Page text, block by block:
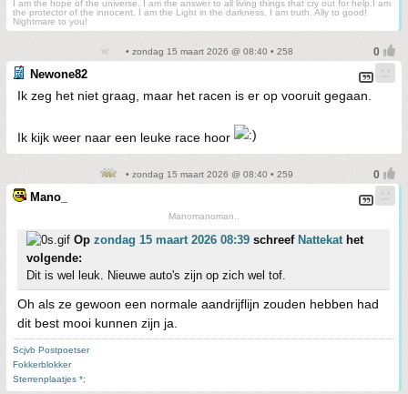
I am the hope of the universe. I am the answer to all living things that cry out for help.I am
the protector of the innocent. I am the Light in the darkness. I am truth. Ally to good!
Nightmare to you!
• zondag 15 maart 2026 @ 08:40 • 258
Newone82
Ik zeg het niet graag, maar het racen is er op vooruit gegaan.
Ik kijk weer naar een leuke race hoor
• zondag 15 maart 2026 @ 08:40 • 259
Mano_
Manomanoman..
Op zondag 15 maart 2026 08:39 schreef Nattekathet
volgende:
Dit is wel leuk. Nieuwe auto's zijn op zich wel tof.
Oh als ze gewoon een normale aandrijflijn zouden hebben had
dit best mooi kunnen zijn ja.
Scjvb Postpoetser
Fokkerblokker
Sterrenplaatjes *;